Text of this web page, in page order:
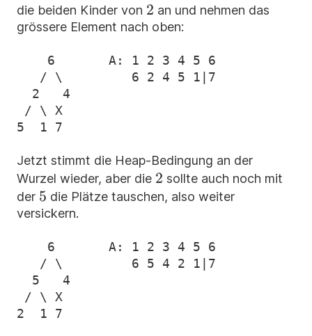
die beiden Kinder von 2
2 an und nehmen das
grössere Element nach oben:
Jetzt stimmt die Heap-Bedingung an der
Wurzel wieder, aber die 2
2 sollte auch noch mit
der 5
5 die Plätze tauschen, also weiter
versickern.